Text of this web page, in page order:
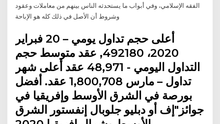
الفقه الإسلامي، وفي أبواب ما يستحدثه الناس بينهم من معاملات وعقود
وشروط أن الأصل في ذلك كله هو الإباحة
أعلى حجم تداول يومي – 20 فبراير
2020، 492180, عقد متوسط حجم
التداول اليومي - 48,971 عقد أعلى شهر
تداول – مارس 1,800,708 عقد. أفضل
بورصة في الشرق الأوسط وإفريقيا في
جوائز"إف أو دبليو جلوبال إنفستور الشرق